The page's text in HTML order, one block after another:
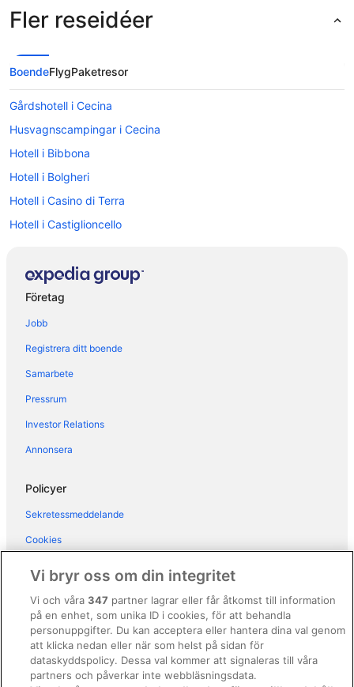
Fler reseidéer
BoendeFlygPaketresor
Gårdshotell i Cecina
Husvagnscampingar i Cecina
Hotell i Bibbona
Hotell i Bolgheri
Hotell i Casino di Terra
Hotell i Castiglioncello
Hotell i Fauglia
Hotell i Lajatico
Hotell i Marina di Castagneto Carducci
Hotell i Montecatini Val di Cecina
Hotell i Rosignano Solvay
Hotell i Santa Luce
Hotell i Vada
Hotell i Volterra
Företag
Jobb
Registrera ditt boende
Samarbete
Pressrum
Investor Relations
Annonsera
Policyer
Sekretessmeddelande
Cookies
Regler och villkor för Vrbo
Tillgänglighetsanpassning
Juridisk information/Kontakta oss
Vi bryr oss om din integritet
Vi och våra347 partner lagrar eller får åtkomst till information
på en enhet, som unika ID i cookies, för att behandla
personuppgifter. Du kan acceptera eller hantera dina val genom
att klicka nedan eller när som helst på sidan för
dataskyddspolicy. Dessa val kommer att signaleras till våra
partners och påverkar inte webbläsningsdata.